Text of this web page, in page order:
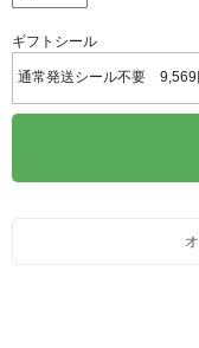
ギフトシール